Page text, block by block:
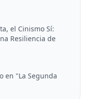
el Cinismo Sí:
Resiliencia de
en "La Segunda